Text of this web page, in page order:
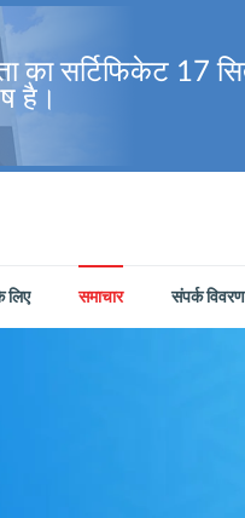
का सर्टिफिकेट 17
है।
लिए समाचार संपर्क विवरण